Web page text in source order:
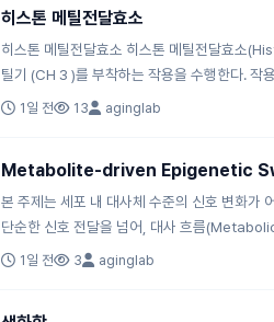
히스톤 메틸전달효소
히스톤 메틸전달효소 히스톤 메틸전달효소
틸기 (CH 3 )를 부착하는 작용을 수행한다. 작
1일 전 13 aginglab
Metabolite-driven Epigenetic
본 주제는 세포 내 대사체 수준의 신호 변화가
단순한 신호 전달을 넘어, 대사 흐름
1일 전 3 aginglab